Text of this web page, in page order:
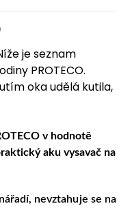
je seznam
PROTECO.
oka udělá kutila,
v hodnotě
aku vysavač na
nevztahuje se na